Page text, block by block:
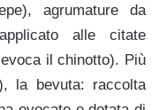
agrumature da
alle citate
il chinotto). Più
la bevuta: raccolta